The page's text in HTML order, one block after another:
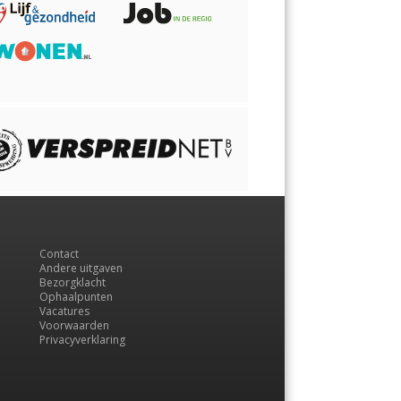
Contact
Andere uitgaven
Bezorgklacht
Ophaalpunten
Vacatures
Voorwaarden
Privacyverklaring